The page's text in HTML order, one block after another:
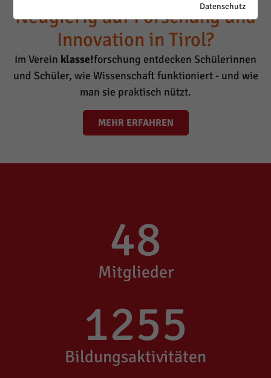
Neugierig auf Forschung und
Innovation in Tirol?
Im Verein klasse!forschung entdecken Schülerinnen
und Schüler, wie Wissenschaft funktioniert - und wie
man sie praktisch nützt.
MEHR ERFAHREN
48
Mitglieder
1255
Bildungsaktivitäten
Datenschutz